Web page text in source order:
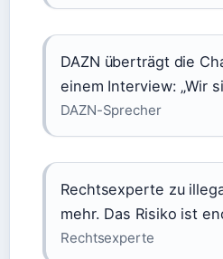
DAZN überträgt die
einem Interview: „Wir
DAZN-Sprecher
Rechtsexperte zu
mehr. Das Risiko ist
Rechtsexperte